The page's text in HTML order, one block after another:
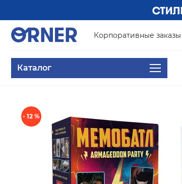
Корпоративные заказы
Каталог
- 12 %